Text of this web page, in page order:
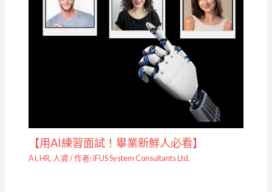
【用AI練習面試！畢業新鮮人必看】
AI,HR, 人資/ 作者:iFUS System Consultants Ltd.